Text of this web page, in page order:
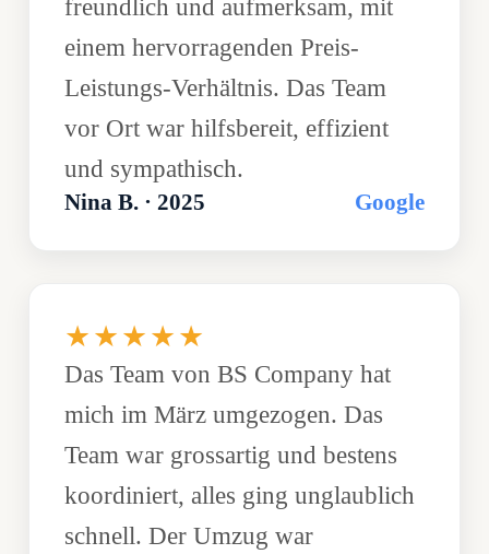
freundlich und aufmerksam, mit
einem hervorragenden Preis-
Leistungs-Verhältnis. Das Team
vor Ort war hilfsbereit, effizient
und sympathisch.
Nina B. · 2025 Google
★★★★★
Das Team von BS Company hat
mich im März umgezogen. Das
Team war grossartig und bestens
koordiniert, alles ging unglaublich
schnell. Der Umzug war